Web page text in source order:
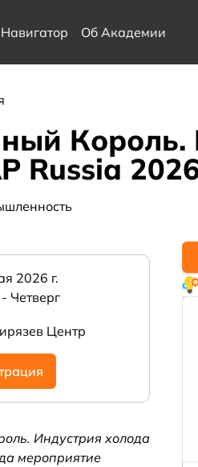
Навигатор Об Академии
Король.
Russia
2026 г.
Четверг
Центр
Индустрия холода
мероприятие